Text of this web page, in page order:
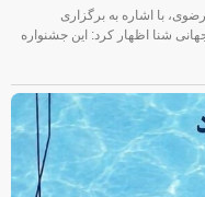
با اشاره به برگزاری
مناسبت روز جهانی شنا اظهار کرد: این جشنواره